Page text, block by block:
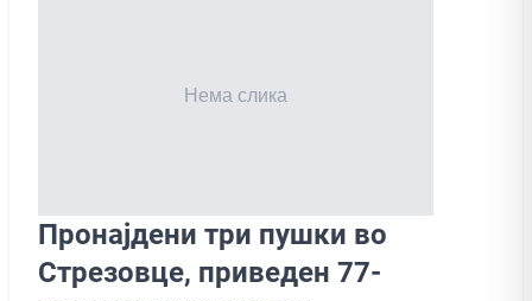
Пронајдени три пушки во
Стрезовце, приведен 77-